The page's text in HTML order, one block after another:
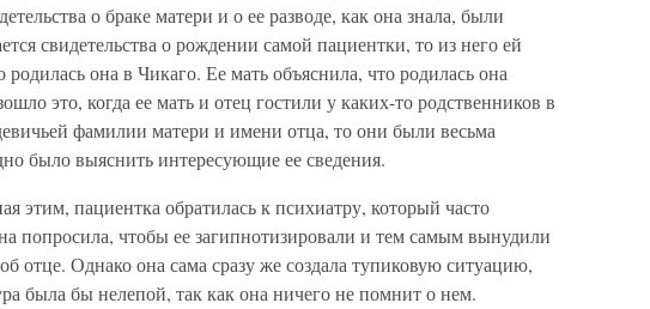
о браке матери и о ее разводе, как она знала, были
свидетельства о рождении самой пациентки, то из него ей
родилась она в Чикаго. Ее мать объяснила, что родилась она
это, когда ее мать и отец гостили у каких-то родственников в
фамилии матери и имени отца, то они были весьма
было выяснить интересующие ее сведения.
этим, пациентка обратилась к психиатру, который часто
попросила, чтобы ее загипнотизировали и тем самым вынудили
отце. Однако она сама сразу же создала тупиковую ситуацию,
была бы нелепой, так как она ничего не помнит о нем.